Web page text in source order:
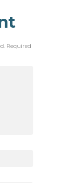
Required